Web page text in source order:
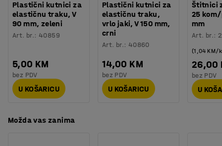
Plastični kutnici za
elastičnu traku, V
90 mm, zeleni
Art. br.: 40859
5,00 KM
bez PDV
U KOŠARICU
Plastični kutnici za
elastičnu traku,
vrlo jaki, V 150 mm,
crni
Art. br.: 40860
14,00 KM
bez PDV
U KOŠARICU
Štitnici
25 kom/
mm
Art. br.:
26,00
(1,04 KM/
bez PDV
U
Možda vas zanima